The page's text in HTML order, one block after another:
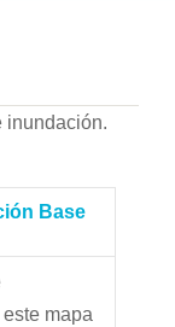
inundación.
Base
mapa